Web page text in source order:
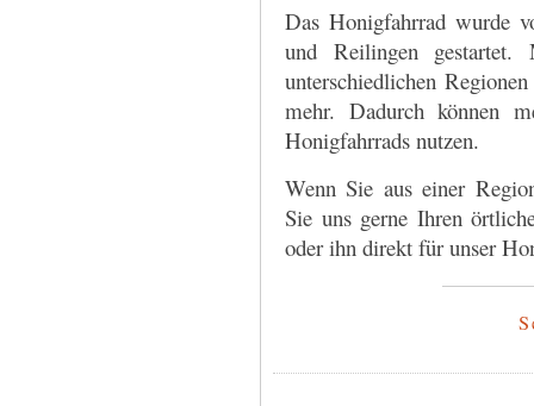
Das Honigfahrrad wurde
und Reilingen
unterschiedlichen
mehr. Dadurch können
Honigfahrrads nutzen.
Wenn Sie aus einer
Sie uns gerne Ihren
oder ihn direkt für unser